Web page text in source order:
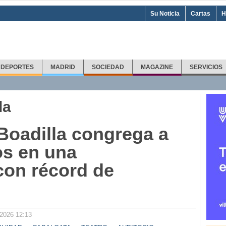
Su Noticia Cartas
DEPORTES MADRID SOCIEDAD MAGAZINE SERVICIOS
congrega a
en una
récord de
12:13